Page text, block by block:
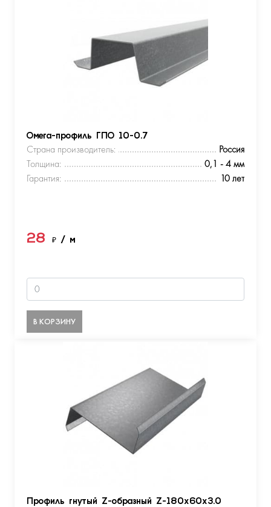
Омега-профиль ГПО 10-0.7
Страна производитель:
Россия
Толщина:
0,1 - 4 мм
Гарантия:
10 лет
28 ₽ / м
В КОРЗИНУ
Профиль гнутый Z-образный Z-180х60х3.0